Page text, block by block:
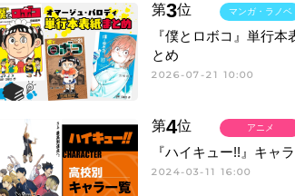
第3位
『僕とロボコ』単行
とめ
2026-07-21 10:00
マンガ・ラノベ
第4位
『ハイキュー!!』キャ
2024-03-11 16:00
アニメ